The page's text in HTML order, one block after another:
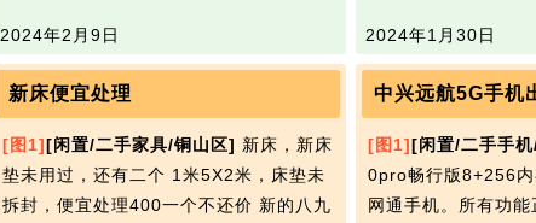
2024年2月9日 2024年1月30日
新床便宜处理
[图1][闲置/二手家具/铜山区] 新床，新床
垫未用过，还有二个 1米5X2米，床垫未
拆封，便宜处理400一个不还价 新的八九
中兴远航5G手机
[图1][闲置/二手手
0pro畅行版8+256
网通手机。所有功